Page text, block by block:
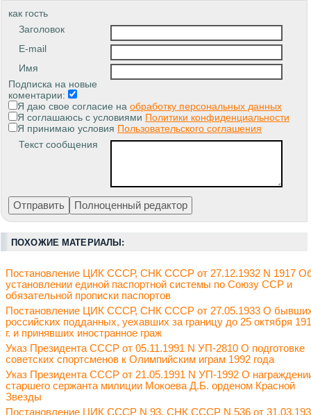
как гость
Заголовок
E-mail
Имя
Подписка на новые
коментарии:
Я даю свое согласие на обработку персональных данных
Я соглашаюсь с условиями Политики конфиденциальности
Я принимаю условия Пользовательского соглашения
Текст сообщения
ПОХОЖИЕ МАТЕРИАЛЫ:
Постановление ЦИК СССР, СНК СССР от 27.12.1932 N 1917
установлении единой паспортной системы по Союзу ССР и
обязательной прописки паспортов
Постановление ЦИК СССР, СНК СССР от 27.05.1933 О
российских подданных, уехавших за границу до 25 октября
г. и принявших иностранное граж
Указ Президента СССР от 05.11.1991 N УП-2810 О подготовке
советских спортсменов к Олимпийским играм 1992 года
Указ Президента СССР от 21.05.1991 N УП-1992 О
старшего сержанта милиции Мокоева Д.Б. орденом Красной
Звезды
Постановление ЦИК СССР N 93, СНК СССР N 536 от